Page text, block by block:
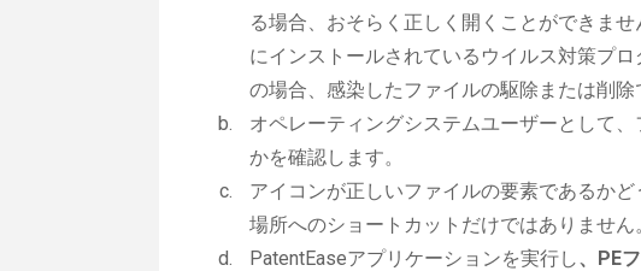
る場合、おそらく正しく開くことができま
にインストールされているウイルス対策プ
の場合、感染したファイルの駆除または削除
オペレーティングシステムユーザーとして
かを確認します。
アイコンが正しいファイルの要素であるか
場所へのショートカットだけではありません
PatentEaseアプリケーションを実行し、PE